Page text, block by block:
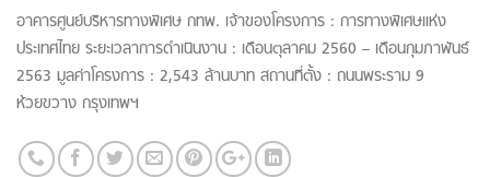
อาคารศูนย์บริหารทางพิเศษ กทพ. เจ้าของโครงการ : การทางพิเศษแห่ง
ประเทศไทย ระยะเวลาการดำเนินงาน : เดือนตุลาคม 2560 – เดือนกุมภาพันธ์
2563 มูลค่าโครงการ : 2,543 ล้านบาท สถานที่ตั้ง : ถนนพระราม 9
ห้วยขวาง กรุงเทพฯ